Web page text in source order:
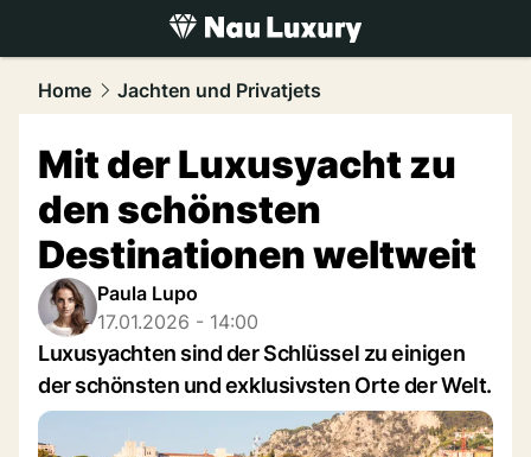
luxury.NAU.ch
Home Jachten und Privatjets
Mit der Luxusyacht zu
den schönsten
Destinationen weltweit
Paula Lupo
17.01.2026 - 14:00
Luxusyachten sind der Schlüssel zu einigen
der schönsten und exklusivsten Orte der Welt.